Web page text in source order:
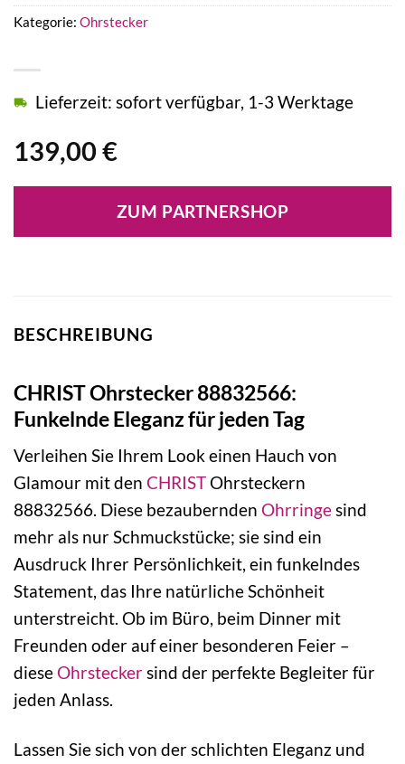
139,00 €
Lieferzeit: sofort verfügbar, 1-3 Werktage
ZUM PARTNERSHOP
Kategorie: Ohrstecker
BESCHREIBUNG
CHRIST Ohrstecker 88832566:
Funkelnde Eleganz für jeden Tag
Verleihen Sie Ihrem Look einen Hauch von
Glamour mit den CHRIST Ohrsteckern
88832566. Diese bezaubernden Ohrringesind
mehr als nur Schmuckstücke; sie sind ein
Ausdruck Ihrer Persönlichkeit, ein funkelndes
Statement, das Ihre natürliche Schönheit
unterstreicht. Ob im Büro, beim Dinner mit
Freunden oder auf einer besonderen Feier –
diese Ohrsteckersind der perfekte Begleiter für
jeden Anlass.
Lassen Sie sich von der schlichten Eleganz und